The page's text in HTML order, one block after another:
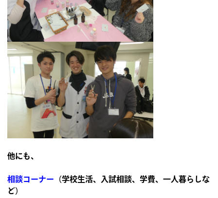
他にも、
相談コーナー （学校生活、入試相談、学費、一人暮らしな
ど）